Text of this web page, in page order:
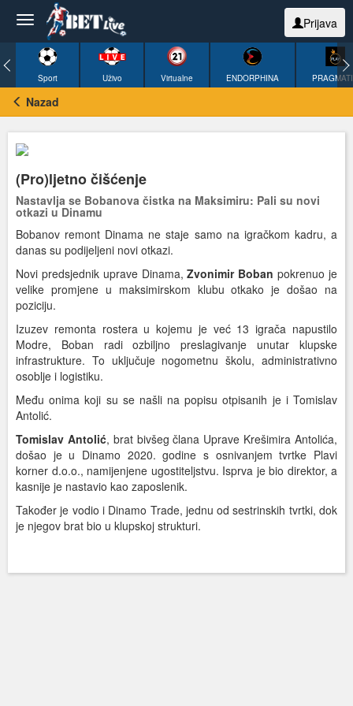
Prijava
Sport Uživo Virtualne ENDORPHINA
Nazad
(Pro)ljetno čišćenje
Nastavlja se Bobanova čistka na Maksimiru: Pali su novi
otkazi u Dinamu
Bobanov remont Dinama ne staje samo na igračkom kadru, a
danas su podijeljeni novi otkazi.
Novi predsjednik uprave Dinama,Zvonimir Boban pokrenuo je
velike promjene u maksimirskom klubu otkako je došao na
poziciju.
Izuzev remonta rostera u kojemu je već 13 igrača napustilo
Modre, Boban radi ozbiljno preslagivanje unutar klupske
infrastrukture. To uključuje nogometnu školu, administrativno
osoblje i logistiku.
Među onima koji su se našli na popisu otpisanih je i Tomislav
Antolić.
Tomislav Antolić, brat bivšeg člana Uprave Krešimira Antolića,
došao je u Dinamo 2020. godine s osnivanjem tvrtke Plavi
korner d.o.o., namijenjene ugostiteljstvu. Isprva je bio direktor, a
kasnije je nastavio kao zaposlenik.
Također je vodio i Dinamo Trade, jednu od sestrinskih tvrtki, dok
je njegov brat bio u klupskoj strukturi.